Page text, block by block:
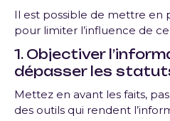
Il est possible de mettre en
pour limiter l’influence de ce
1. Objectiver
dépasser les
Mettez en avant les faits,
des outils qui rendent